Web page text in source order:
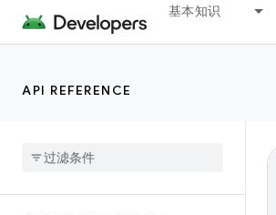
基本知识
API REFERENCE